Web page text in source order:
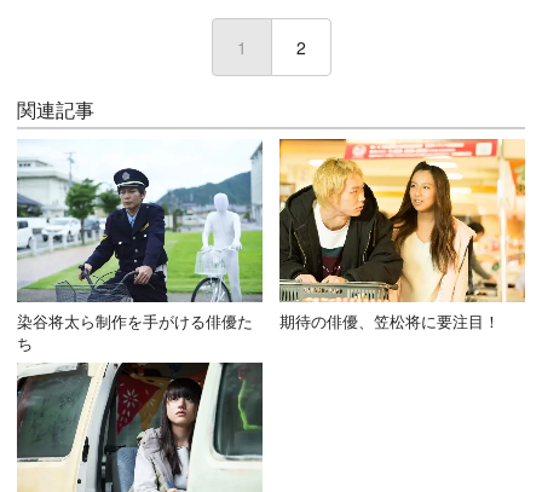
1 (current)
2
関連記事
染谷将太ら制作を手がける俳優た
ち
期待の俳優、笠松将に要注目！